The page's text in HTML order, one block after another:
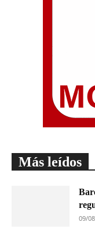
Más leídos
09/